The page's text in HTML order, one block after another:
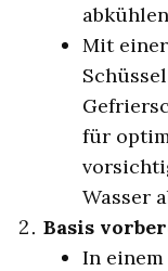
Mit
für
Wasser
Basis
In